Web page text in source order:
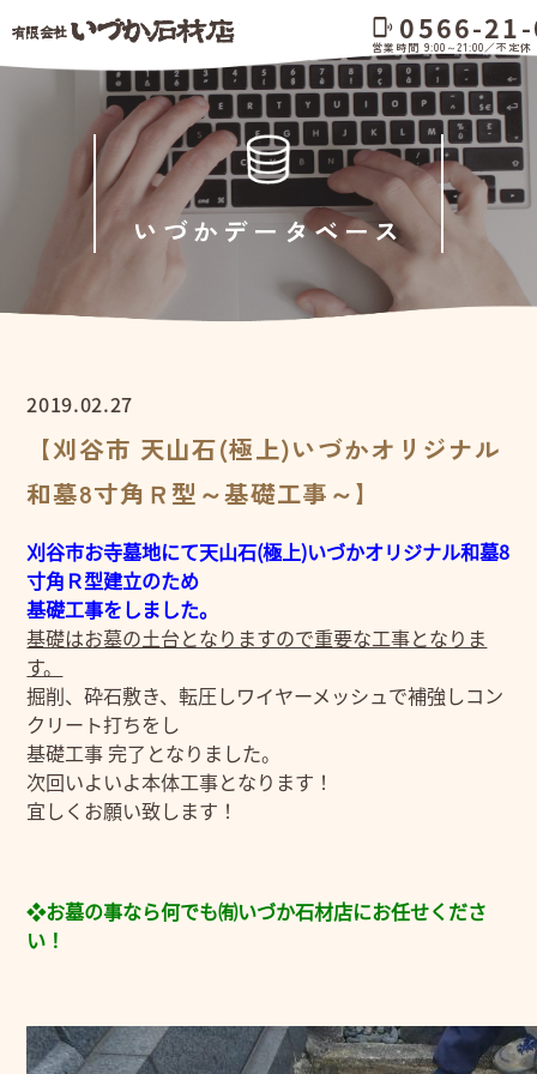
いづかデータベース
2019.02.27
【刈谷市 天山石(極上)いづかオリジナル
和墓8寸角Ｒ型～基礎工事～】
刈谷市お寺墓地にて天山石(極上)いづかオリジナル和墓8
寸角Ｒ型建立のため
基礎工事をしました。
基礎はお墓の土台となりますので重要な工事となりま
す。
掘削、砕石敷き、転圧しワイヤーメッシュで補強しコン
クリート打ちをし
基礎工事 完了となりました。
次回いよいよ本体工事となります！
宜しくお願い致します！
❖お墓の事なら何でも㈲いづか石材店にお任せくださ
い！
phonelink_ring 0566-
営業時間 9:00～21:00／不定休